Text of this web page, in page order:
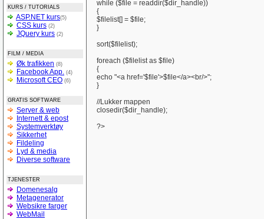
KURS / TUTORIALS
ASP.NET kurs(5)
CSS kurs (2)
JQuery kurs (2)
FILM / MEDIA
Øk trafikken (8)
Facebook App. (4)
Microsoft CEO (6)
GRATIS SOFTWARE
Server & web
Internett & epost
Systemverktøy
Sikkerhet
Fildeling
Lyd & media
Diverse software
TJENESTER
Domenesalg
Metagenerator
Websikre farger
WebMail
while ($file = readdir($dir_handle))
{
$filelist[] = $file;
}
sort($filelist);
foreach ($filelist as $file)
{
echo "<a href='$file'>$file</a><br/>";
}
//Lukker mappen
closedir($dir_handle);
?>